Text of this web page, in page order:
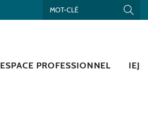
ESPACE PROFESSIONNEL IEJ